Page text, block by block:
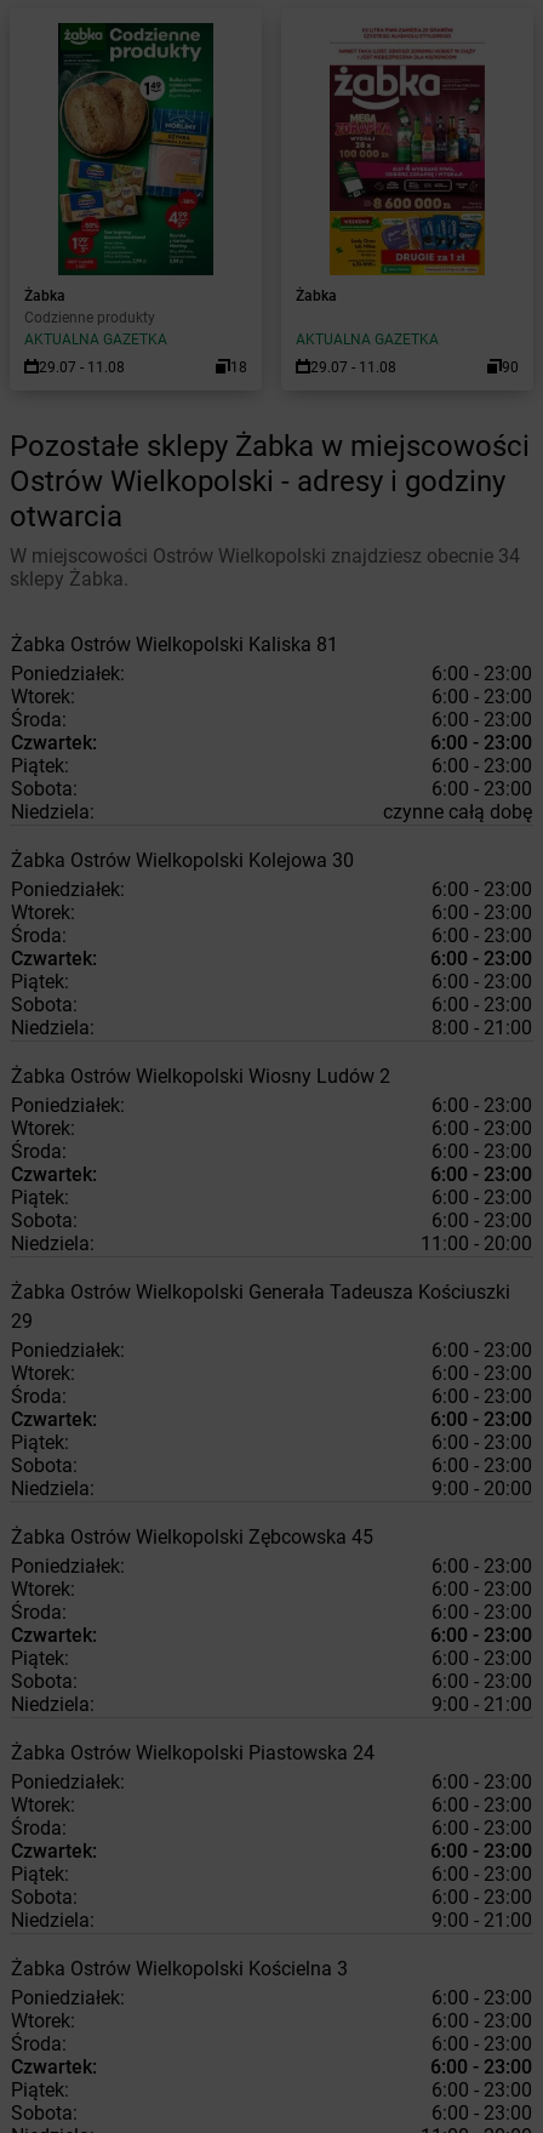
Żabka
Codzienne produkty
AKTUALNA GAZETKA
29.07 - 11.08
18
Żabka
AKTUALNA GAZETKA
29.07 - 11.08
90
Pozostałe sklepy Żabka w miejscowości
Ostrów Wielkopolski - adresy i godziny
otwarcia
W miejscowości Ostrów Wielkopolski znajdziesz obecnie 34
sklepy Żabka.
Żabka Ostrów Wielkopolski Kaliska 81
Poniedziałek:
6:00 - 23:00
Wtorek:
6:00 - 23:00
Środa:
6:00 - 23:00
Czwartek:
6:00 - 23:00
Piątek:
6:00 - 23:00
Sobota:
6:00 - 23:00
Niedziela:
czynne całą dobę
Żabka Ostrów Wielkopolski Kolejowa 30
Poniedziałek:
6:00 - 23:00
Wtorek:
6:00 - 23:00
Środa:
6:00 - 23:00
Czwartek:
6:00 - 23:00
Piątek:
6:00 - 23:00
Sobota:
6:00 - 23:00
Niedziela:
8:00 - 21:00
Żabka Ostrów Wielkopolski Wiosny Ludów 2
Poniedziałek:
6:00 - 23:00
Wtorek:
6:00 - 23:00
Środa:
6:00 - 23:00
Czwartek:
6:00 - 23:00
Piątek:
6:00 - 23:00
Sobota:
6:00 - 23:00
Niedziela:
11:00 - 20:00
Żabka Ostrów Wielkopolski Generała Tadeusza Kościuszki
29
Poniedziałek:
6:00 - 23:00
Wtorek:
6:00 - 23:00
Środa:
6:00 - 23:00
Czwartek:
6:00 - 23:00
Piątek:
6:00 - 23:00
Sobota:
6:00 - 23:00
Niedziela:
9:00 - 20:00
Żabka Ostrów Wielkopolski Zębcowska 45
Poniedziałek:
6:00 - 23:00
Wtorek:
6:00 - 23:00
Środa:
6:00 - 23:00
Czwartek:
6:00 - 23:00
Piątek:
6:00 - 23:00
Sobota:
6:00 - 23:00
Niedziela:
9:00 - 21:00
Żabka Ostrów Wielkopolski Piastowska 24
Poniedziałek:
6:00 - 23:00
Wtorek:
6:00 - 23:00
Środa:
6:00 - 23:00
Czwartek:
6:00 - 23:00
Piątek:
6:00 - 23:00
Sobota:
6:00 - 23:00
Niedziela:
9:00 - 21:00
Żabka Ostrów Wielkopolski Kościelna 3
Poniedziałek:
6:00 - 23:00
Wtorek:
6:00 - 23:00
Środa:
6:00 - 23:00
Czwartek:
6:00 - 23:00
Piątek:
6:00 - 23:00
Sobota:
6:00 - 23:00